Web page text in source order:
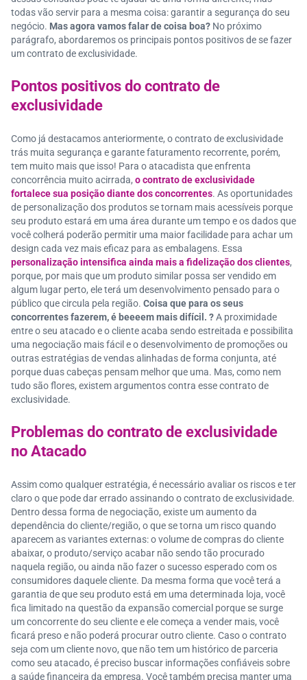
todas vão servir para a mesma coisa: garantir a segurança do seu
negócio. Mas agora vamos falar de coisa boa? No próximo
parágrafo, abordaremos os principais pontos positivos de se fazer
um contrato de exclusividade.
Pontos positivos do contrato de
exclusividade
Como já destacamos anteriormente, o contrato de exclusividade
trás muita segurança e garante faturamento recorrente, porém,
tem muito mais que isso! Para o atacadista que enfrenta
concorrência muito acirrada, o contrato de exclusividade
fortalece sua posição diante dos concorrentes. As oportunidades
de personalização dos produtos se tornam mais acessíveis porque
seu produto estará em uma área durante um tempo e os dados que
você colherá poderão permitir uma maior facilidade para achar um
design cada vez mais eficaz para as embalagens. Essa
personalização intensifica ainda mais a fidelização dos clientes,
porque, por mais que um produto similar possa ser vendido em
algum lugar perto, ele terá um desenvolvimento pensado para o
público que circula pela região. Coisa que para os seus
concorrentes fazerem, é beeeem mais difícil. ?A proximidade
entre o seu atacado e o cliente acaba sendo estreitada e possibilita
uma negociação mais fácil e o desenvolvimento de promoções ou
outras estratégias de vendas alinhadas de forma conjunta, até
porque duas cabeças pensam melhor que uma. Mas, como nem
tudo são flores, existem argumentos contra esse contrato de
exclusividade.
Problemas do contrato de exclusividade
no Atacado
Assim como qualquer estratégia, é necessário avaliar os riscos e ter
claro o que pode dar errado assinando o contrato de exclusividade.
Dentro dessa forma de negociação, existe um aumento da
dependência do cliente/região, o que se torna um risco quando
aparecem as variantes externas: o volume de compras do cliente
abaixar, o produto/serviço acabar não sendo tão procurado
naquela região, ou ainda não fazer o sucesso esperado com os
consumidores daquele cliente. Da mesma forma que você terá a
garantia de que seu produto está em uma determinada loja, você
fica limitado na questão da expansão comercial porque se surge
um concorrente do seu cliente e ele começa a vender mais, você
ficará preso e não poderá procurar outro cliente. Caso o contrato
seja com um cliente novo, que não tem um histórico de parceria
como seu atacado, é preciso buscar informações confiáveis sobre
a saúde financeira da empresa. Você também precisa manter uma